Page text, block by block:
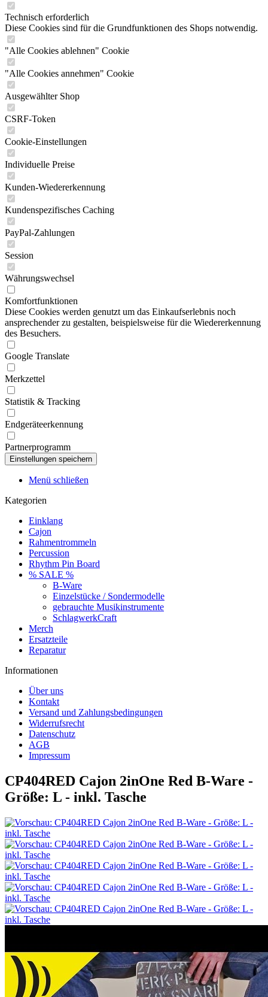
Technisch erforderlich
Diese Cookies sind für die Grundfunktionen des Shops notwendig.
"Alle Cookies ablehnen" Cookie
"Alle Cookies annehmen" Cookie
Ausgewählter Shop
CSRF-Token
Cookie-Einstellungen
Individuelle Preise
Kunden-Wiedererkennung
Kundenspezifisches Caching
PayPal-Zahlungen
Session
Währungswechsel
Komfortfunktionen
Diese Cookies werden genutzt um das Einkaufserlebnis noch
ansprechender zu gestalten, beispielsweise für die Wiedererkennung
des Besuchers.
Google Translate
Merkzettel
Statistik & Tracking
Endgeräteerkennung
Partnerprogramm
Menü schließen
Kategorien
Einklang
Cajon
Rahmentrommeln
Percussion
Rhythm Pin Board
% SALE %
B-Ware
Einzelstücke / Sondermodelle
gebrauchte Musikinstrumente
SchlagwerkCraft
Merch
Ersatzteile
Reparatur
Informationen
Über uns
Kontakt
Versand und Zahlungsbedingungen
Widerrufsrecht
Datenschutz
AGB
Impressum
CP404RED Cajon 2inOne Red B-Ware -
Größe: L - inkl. Tasche